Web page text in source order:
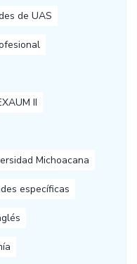
de UAS
II
Michoacana
específicas